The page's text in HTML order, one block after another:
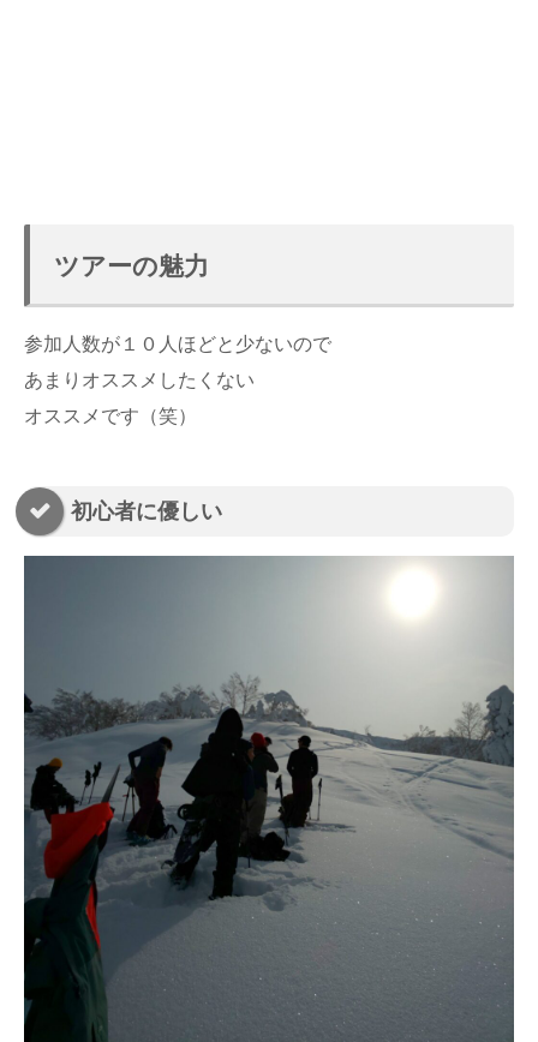
ツアーの魅力
参加人数が１０人ほどと少ないので
あまりオススメしたくない
オススメです（笑）
初心者に優しい